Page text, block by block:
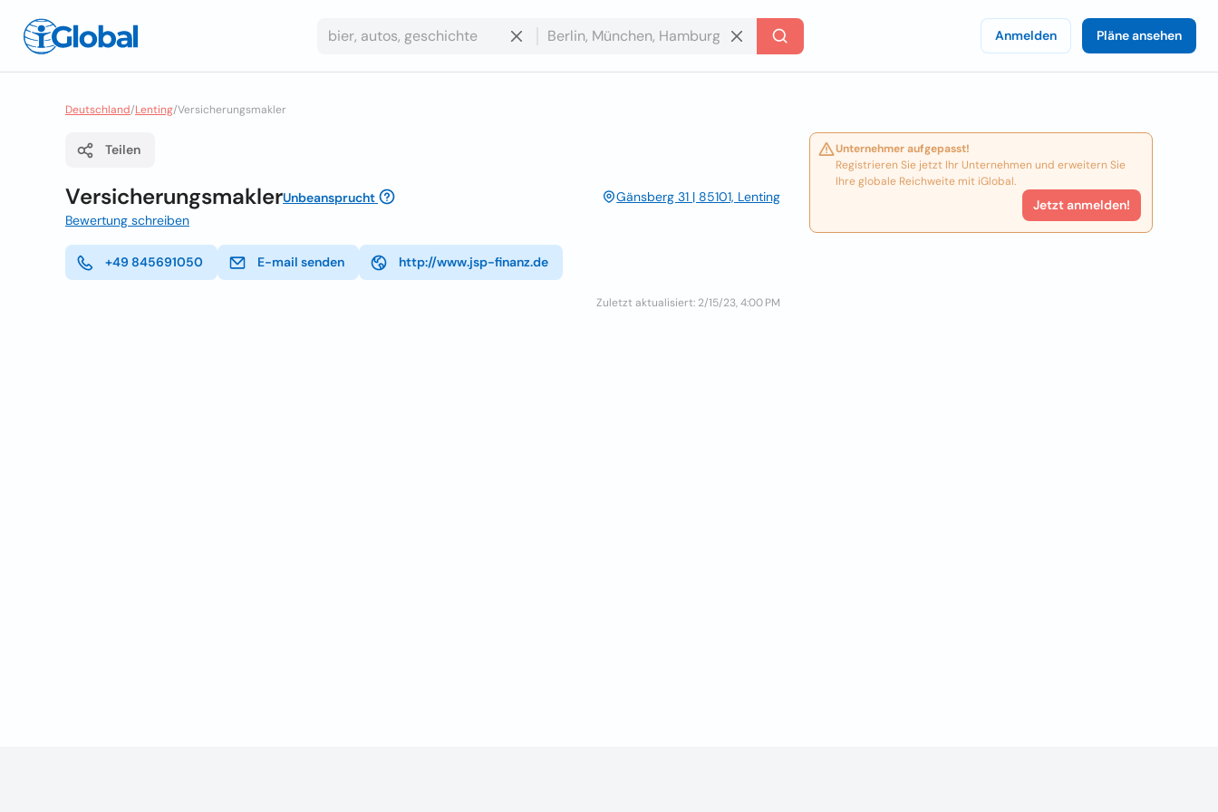
Anmelden Pläne ansehen
Deutschland/Lenting/Versicherungsmakler
Teilen
VersicherungsmaklerUnbeansprucht
Gänsberg 31 | 85101, Lenting
Bewertung schreiben
+49 845691050 E-mail senden http://www.jsp-finanz.de
Zuletzt aktualisiert: 2/15/23, 4:00 PM
Unternehmer aufgepasst!
Registrieren Sie jetzt Ihr Unternehmen und erweitern Sie
Ihre globale Reichweite mit iGlobal.
Jetzt anmelden!